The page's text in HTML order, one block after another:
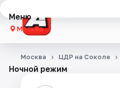
Меню
Москва
Концерты
Ночной режим
Москва ЦДР на Соколе